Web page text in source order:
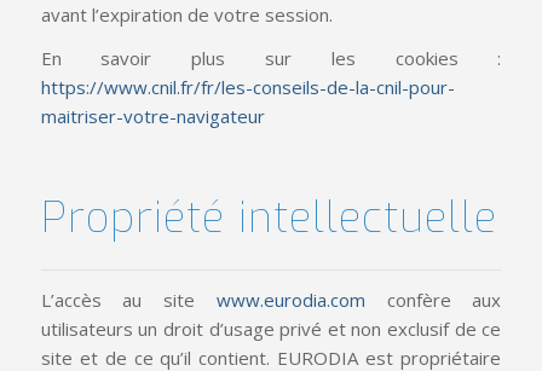
avant l’expiration de votre session.
En savoir plus sur les cookies :
https://www.cnil.fr/fr/les-conseils-de-la-cnil-pour-
maitriser-votre-navigateur
Propriété intellectuelle
L’accès au site www.eurodia.com confère aux
utilisateurs un droit d’usage privé et non exclusif de ce
site et de ce qu’il contient. EURODIA est propriétaire